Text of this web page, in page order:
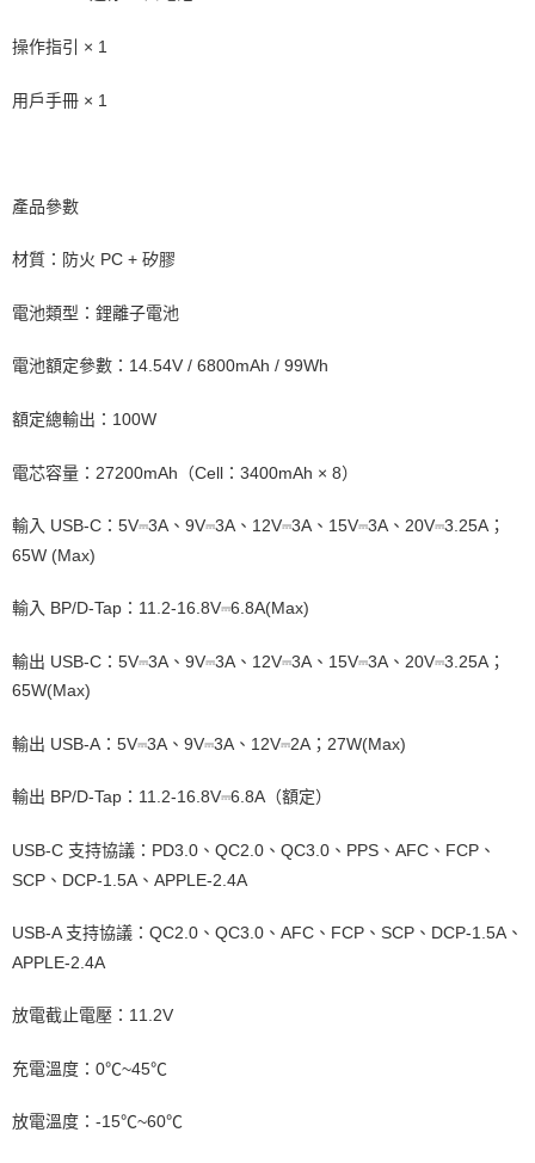
操作指引 × 1
用戶手冊 × 1
產品參數
材質：防火 PC + 矽膠
電池類型：鋰離子電池
電池額定參數：14.54V / 6800mAh / 99Wh
額定總輸出：100W
電芯容量：27200mAh（Cell：3400mAh × 8）
輸入 USB-C：5V⎓3A、9V⎓3A、12V⎓3A、15V⎓3A、20V⎓3.25A；
65W (Max)
輸入 BP/D-Tap：11.2-16.8V⎓6.8A(Max)
輸出 USB-C：5V⎓3A、9V⎓3A、12V⎓3A、15V⎓3A、20V⎓3.25A；
65W(Max)
輸出 USB-A：5V⎓3A、9V⎓3A、12V⎓2A；27W(Max)
輸出 BP/D-Tap：11.2-16.8V⎓6.8A（額定）
USB-C 支持協議：PD3.0、QC2.0、QC3.0、PPS、AFC、FCP、
SCP、DCP-1.5A、APPLE-2.4A
USB-A 支持協議：QC2.0、QC3.0、AFC、FCP、SCP、DCP-1.5A、
APPLE-2.4A
放電截止電壓：11.2V
充電溫度：0℃~45℃
放電溫度：-15℃~60℃